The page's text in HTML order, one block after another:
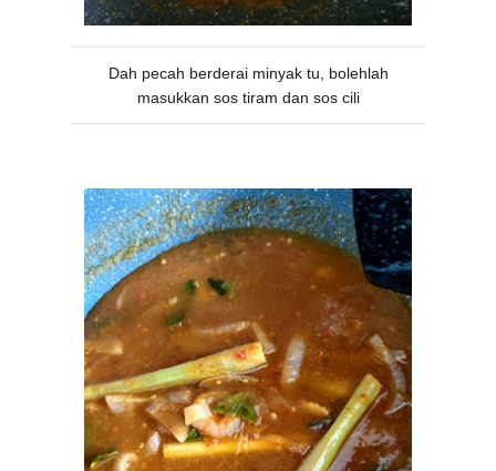
Dah pecah berderai minyak tu, bolehlah
masukkan sos tiram dan sos cili